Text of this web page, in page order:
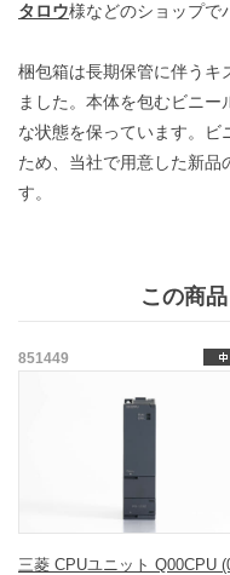
タロウ様などのショップで
梱包箱は長期保管に伴うキ
ました。本体を包むビニ
な状態を保っています。ビ
ため、当社で用意した新品
す。
この商
851449
三菱 CPUユニット Q00CPU